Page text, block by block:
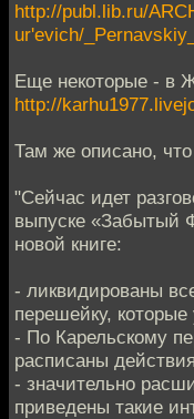
http://publ.lib.ru/
ur'evich/
Еще некоторые - в
http://
Там же описано,
"Сейчас идет
выпуске «Забытый
новой книге:
- ликвидированы
перешейку,
- По Карельскому
расписаны
- значительно
приведены такие